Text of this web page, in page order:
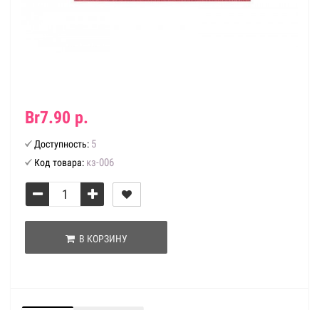
Br7.90 р.
Доступность: 5
Код товара: кз-006
В КОРЗИНУ